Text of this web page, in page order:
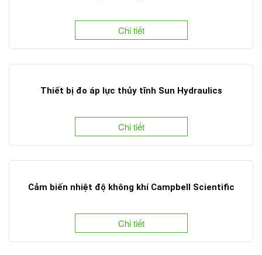
Chi tiết
Thiết bị đo áp lực thủy tĩnh Sun Hydraulics
Chi tiết
Cảm biến nhiệt độ không khí Campbell Scientific
Chi tiết